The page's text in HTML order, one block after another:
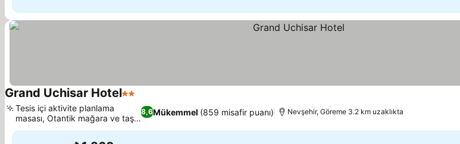
Grand Uchisar Hotel2 Yıldız
8,6Mükemmel (859 misafir puanı)
Tesis içi aktivite planlama
masası, Otantik mağara ve taş
odalar
Nevşehir, Göreme 3.2 km uzaklıkta